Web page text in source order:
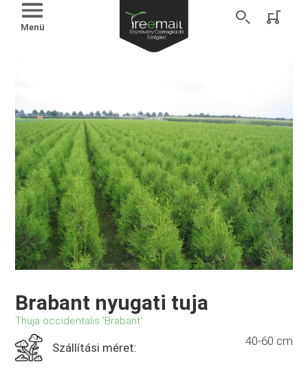
Menü
Brabant nyugati tuja
Thuja occidentalis 'Brabant'
Szállítási méret: 40-60 cm